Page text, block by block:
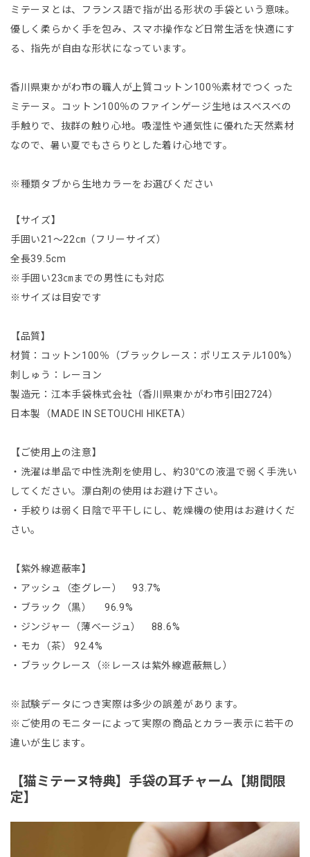
ミテーヌとは、フランス語で指が出る形状の手袋という意味。
優しく柔らかく手を包み、スマホ操作など日常生活を快適にす
る、指先が自由な形状になっています。
香川県東かがわ市の職人が上質コットン100％素材でつくった
ミテーヌ。コットン100％のファインゲージ生地はスベスベの
手触りで、抜群の触り心地。吸湿性や通気性に優れた天然素材
なので、暑い夏でもさらりとした着け心地です。
※種類タブから生地カラーをお選びください
【サイズ】
手囲い21〜22㎝（フリーサイズ）
全長39.5cm
※手囲い23㎝までの男性にも対応
※サイズは目安です
【品質】
材質：コットン100％（ブラックレース：ポリエステル100%）
刺しゅう：レーヨン
製造元：江本手袋株式会社（香川県東かがわ市引田2724）
日本製（MADE IN SETOUCHI HIKETA）
【ご使用上の注意】
・洗濯は単品で中性洗剤を使用し、約30℃の液温で弱く手洗い
してください。漂白剤の使用はお避け下さい。
・手絞りは弱く日陰で平干しにし、乾燥機の使用はお避けくだ
さい。
【紫外線遮蔽率】
・アッシュ（杢グレー） 93.7%
・ブラック（黒） 96.9%
・ジンジャー（薄ベージュ） 88.6%
・モカ（茶） 92.4%
・ブラックレース（※レースは紫外線遮蔽無し）
※試験データにつき実際は多少の誤差があります。
※ご使用のモニターによって実際の商品とカラー表示に若干の
違いが生じます。
【猫ミテーヌ特典】手袋の耳チャーム【期間限
定】